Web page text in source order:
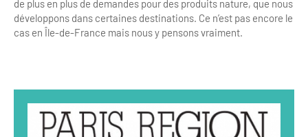
de plus en plus de demandes pour des produits nature, que nous
développons dans certaines destinations. Ce n’est pas encore le
cas en Île-de-France mais nous y pensons vraiment.